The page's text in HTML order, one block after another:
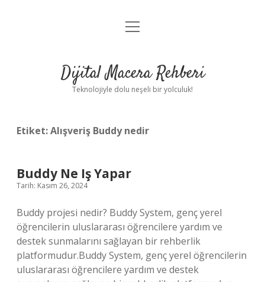
Anasayfa
Yasal Uyarı
menüyü
Dijital Macera Rehberi
Teknolojiyle dolu neşeli bir yolculuk!
Etiket:Alışveriş Buddy nedir
Buddy Ne Iş Yapar
Tarih: Kasım 26, 2024
Buddy projesi nedir? Buddy System, genç yerel
öğrencilerin uluslararası öğrencilere yardım ve
destek sunmalarını sağlayan bir rehberlik
platformudur.Buddy System, genç yerel öğrencilerin
uluslararası öğrencilere yardım ve destek